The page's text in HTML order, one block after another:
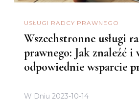
USŁUGI RADCY PRAWNEGO
Wszechstronne usługi
prawnego: Jak znaleźć i
odpowiednie wsparcie
W Dniu 2023-10-14